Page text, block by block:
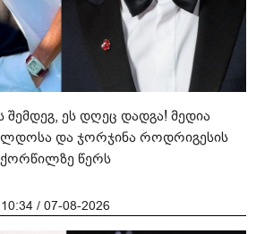
შემდეგ, ეს დღეც დადგა! მედია
და ჯორჯინა როდრიგესის
ქორწილზე წერს
10:34 / 07-08-2026